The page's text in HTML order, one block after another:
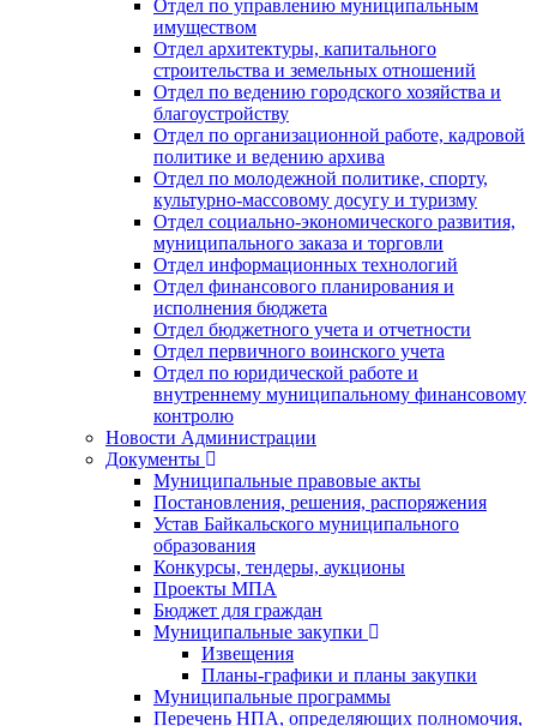
Отдел по управлению муниципальным
имуществом
Отдел архитектуры, капитального
строительства и земельных отношений
Отдел по ведению городского хозяйства и
благоустройству
Отдел по организационной работе, кадровой
политике и ведению архива
Отдел по молодежной политике, спорту,
культурно-массовому досугу и туризму
Отдел социально-экономического развития,
муниципального заказа и торговли
Отдел информационных технологий
Отдел финансового планирования и
исполнения бюджета
Отдел бюджетного учета и отчетности
Отдел первичного воинского учета
Отдел по юридической работе и
внутреннему муниципальному финансовому
контролю
Новости Администрации
Документы
Муниципальные правовые акты
Постановления, решения, распоряжения
Устав Байкальского муниципального
образования
Конкурсы, тендеры, аукционы
Проекты МПА
Бюджет для граждан
Муниципальные закупки
Извещения
Планы-графики и планы закупки
Муниципальные программы
Перечень НПА, определяющих полномочия,